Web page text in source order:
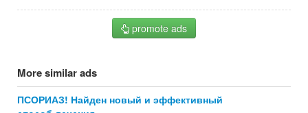
promote ads
More similar ads
ПСОРИАЗ! Найден новый и эффективный